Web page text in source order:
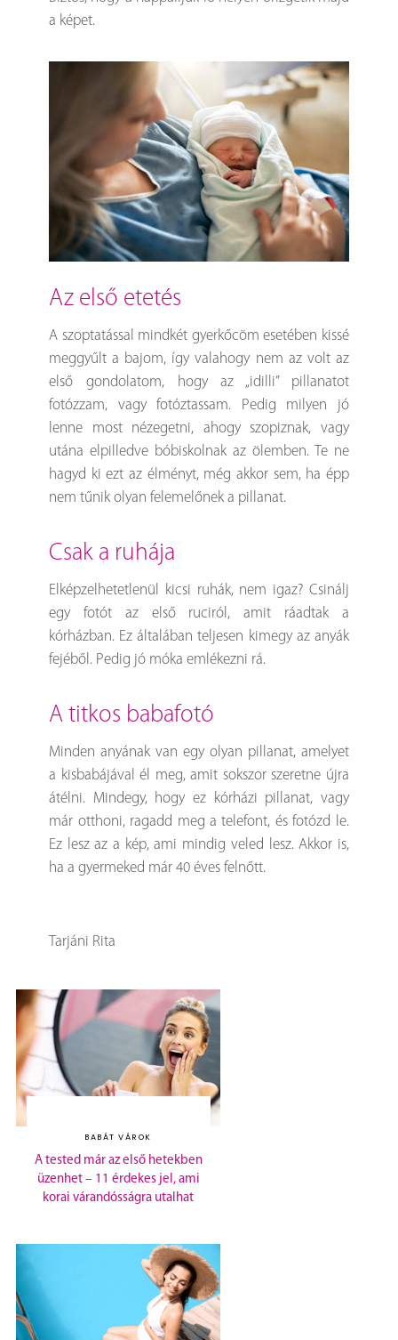
a képet.
az első etetés
A szoptatással mindkét gyerkőcöm esetében kissé
meggyűlt a bajom, így valahogy nem az volt az
első gondolatom, hogy az „idilli” pillanatot
fotózzam, vagy fotóztassam. Pedig milyen jó
lenne most nézegetni, ahogy szopiznak, vagy
utána elpilledve bóbiskolnak az ölemben. Te ne
hagyd ki ezt az élményt, még akkor sem, ha épp
nem tűnik olyan felemelőnek a pillanat.
csak a ruhája
Elképzelhetetlenül kicsi ruhák, nem igaz? Csinálj
egy fotót az első ruciról, amit ráadtak a
kórházban. Ez általában teljesen kimegy az anyák
fejéből. Pedig jó móka emlékezni rá.
a titkos babafotó
Minden anyának van egy olyan pillanat, amelyet
a kisbabájával él meg, amit sokszor szeretne újra
átélni. Mindegy, hogy ez kórházi pillanat, vagy
már otthoni, ragadd meg a telefont, és fotózd le.
Ez lesz az a kép, ami mindig veled lesz. Akkor is,
ha a gyermeked már 40 éves felnőtt.
Tarjáni Rita
BABÁT VÁROK
A tested már az első hetekben
üzenhet – 11 érdekes jel, ami
korai várandósságra utalhat